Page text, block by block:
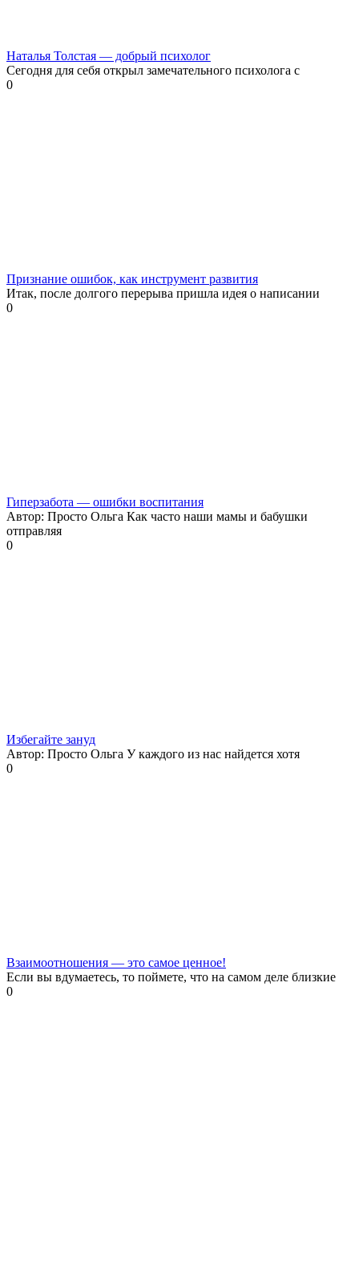
Наталья Толстая — добрый психолог
Сегодня для себя открыл замечательного психолога с
0
Признание ошибок, как инструмент развития
Итак, после долгого перерыва пришла идея о написании
0
Гиперзабота — ошибки воспитания
Автор: Просто Ольга Как часто наши мамы и бабушки
отправляя
0
Избегайте зануд
Автор: Просто Ольга У каждого из нас найдется хотя
0
Взаимоотношения — это самое ценное!
Если вы вдумаетесь, то поймете, что на самом деле близкие
0